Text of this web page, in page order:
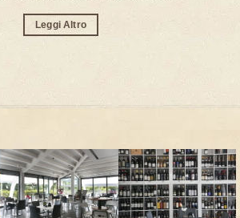
Leggi Altro